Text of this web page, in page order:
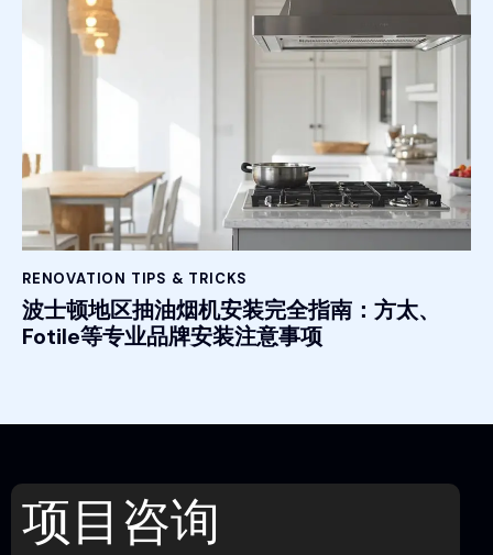
RENOVATION TIPS & TRICKS
波士顿地区抽油烟机安装完全指南：方太、
Fotile等专业品牌安装注意事项
项目咨询